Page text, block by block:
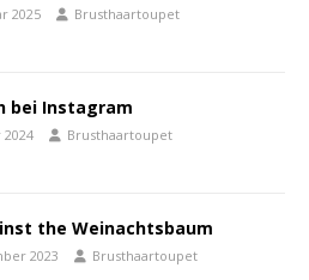
2025 Brusthaartoupet
bei Instagram
Brusthaartoupet
the Weinachtsbaum
2023 Brusthaartoupet